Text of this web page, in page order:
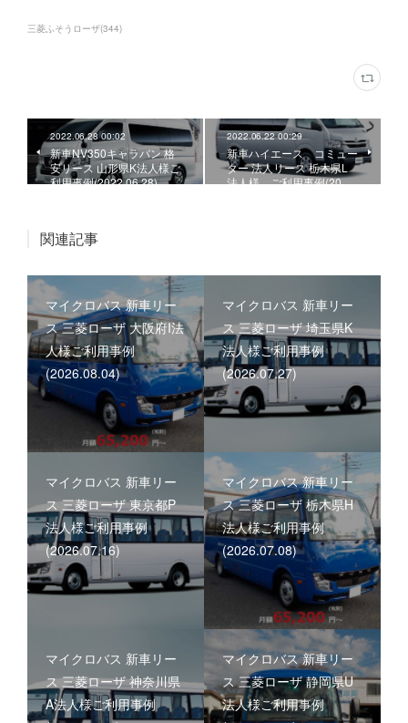
三菱ふそうローザ(344)
2022.06.28 00:02
新車NV350キャラバン 格
安リース 山形県K法人様ご
利用事例(2022.06.28)
2022.06.22 00:29
新車ハイエース コミュー
ター 法人リース 栃木県L
法人様、ご利用事例(20…
関連記事
マイクロバス 新車リー
ス 三菱ローザ 大阪府I法
人様ご利用事例
(2026.08.04)
マイクロバス 新車リー
ス 三菱ローザ 埼玉県K
法人様ご利用事例
(2026.07.27)
マイクロバス 新車リー
ス 三菱ローザ 東京都P
法人様ご利用事例
(2026.07.16)
マイクロバス 新車リー
ス 三菱ローザ 栃木県H
法人様ご利用事例
(2026.07.08)
マイクロバス 新車リー
ス 三菱ローザ 神奈川県
A法人様ご利用事例
マイクロバス 新車リー
ス 三菱ローザ 静岡県U
法人様ご利用事例